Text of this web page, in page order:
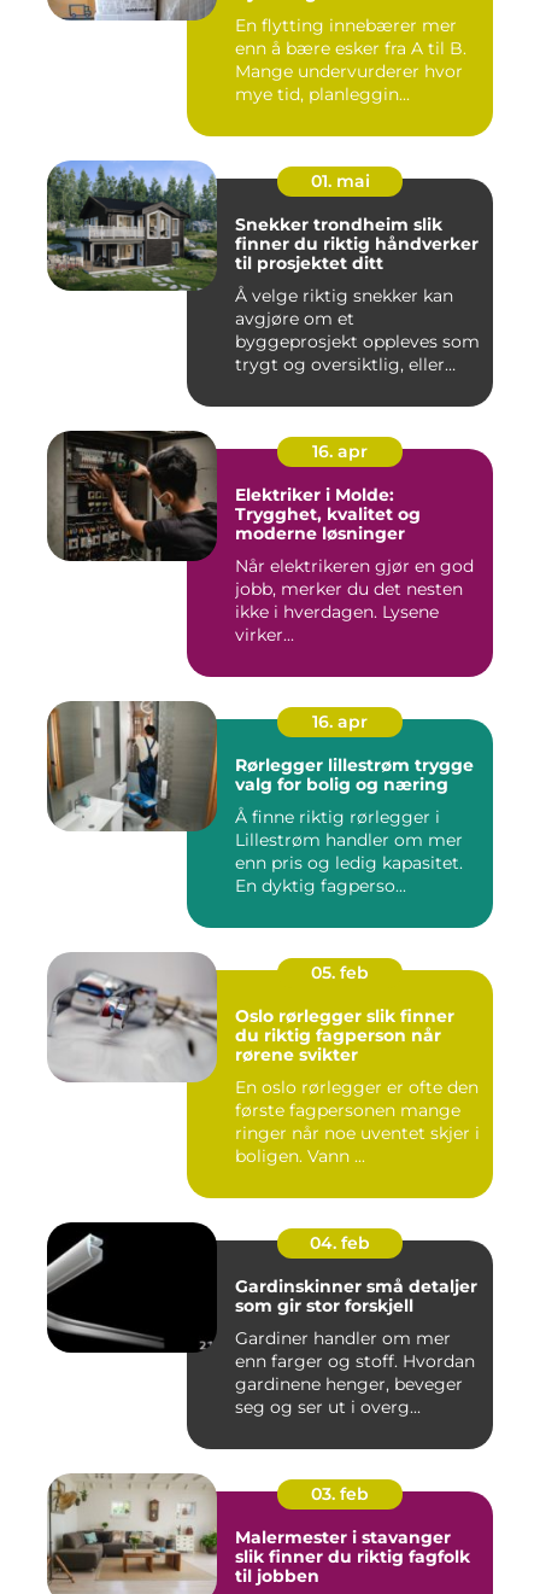
En flytting innebærer mer
enn å bære esker fra A til B.
Mange undervurderer hvor
mye tid, planleggin...
01. mai
Snekker trondheim slik
finner du riktig håndverker
til prosjektet ditt
Å velge riktig snekker kan
avgjøre om et
byggeprosjekt oppleves som
trygt og oversiktlig, eller
16. apr
Elektriker i Molde:
Trygghet, kvalitet og
moderne løsninger
Når elektrikeren gjør en god
jobb, merker du det nesten
ikke i hverdagen. Lysene
virker...
16. apr
Rørlegger lillestrøm trygge
valg for bolig og næring
Å finne riktig rørlegger i
Lillestrøm handler om mer
enn pris og ledig kapasitet.
En dyktig fagperso...
05. feb
Oslo rørlegger slik finner
du riktig fagperson når
rørene svikter
En oslo rørlegger er ofte den
første fagpersonen mange
ringer når noe uventet skjer i
boligen. Vann ...
04. feb
Gardinskinner små detaljer
som gir stor forskjell
Gardiner handler om mer
enn farger og stoff. Hvordan
gardinene henger, beveger
seg og ser ut i overg...
03. feb
Malermester i stavanger
slik finner du riktig fagfolk
til jobben